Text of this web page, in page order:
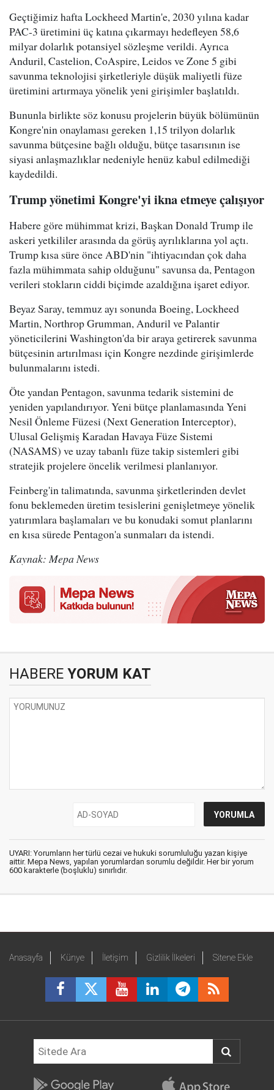
Geçtiğimiz hafta Lockheed Martin'e, 2030 yılına kadar
PAC-3 üretimini üç katına çıkarmayı hedefleyen 58,6
milyar dolarlık potansiyel sözleşme verildi. Ayrıca
Anduril, Castelion, CoAspire, Leidos ve Zone 5 gibi
savunma teknolojisi şirketleriyle düşük maliyetli füze
üretimini artırmaya yönelik yeni girişimler başlatıldı.
Bununla birlikte söz konusu projelerin büyük bölümünün
Kongre'nin onaylaması gereken 1,15 trilyon dolarlık
savunma bütçesine bağlı olduğu, bütçe tasarısının ise
siyasi anlaşmazlıklar nedeniyle henüz kabul edilmediği
kaydedildi.
Trump yönetimi Kongre'yi ikna etmeye çalışıyor
Habere göre mühimmat krizi, Başkan Donald Trump ile
askeri yetkililer arasında da görüş ayrılıklarına yol açtı.
Trump kısa süre önce ABD'nin "ihtiyacından çok daha
fazla mühimmata sahip olduğunu" savunsa da, Pentagon
verileri stokların ciddi biçimde azaldığına işaret ediyor.
Beyaz Saray, temmuz ayı sonunda Boeing, Lockheed
Martin, Northrop Grumman, Anduril ve Palantir
yöneticilerini Washington'da bir araya getirerek savunma
bütçesinin artırılması için Kongre nezdinde girişimlerde
bulunmalarını istedi.
Öte yandan Pentagon, savunma tedarik sistemini de
yeniden yapılandırıyor. Yeni bütçe planlamasında Yeni
Nesil Önleme Füzesi (Next Generation Interceptor),
Ulusal Gelişmiş Karadan Havaya Füze Sistemi
(NASAMS) ve uzay tabanlı füze takip sistemleri gibi
stratejik projelere öncelik verilmesi planlanıyor.
Feinberg'in talimatında, savunma şirketlerinden devlet
fonu beklemeden üretim tesislerini genişletmeye yönelik
yatırımlara başlamaları ve bu konudaki somut planlarını
en kısa sürede Pentagon'a sunmaları da istendi.
Kaynak: Mepa News
HABERE YORUM KAT
UYARI: Yorumların her türlü cezai ve hukuki sorumluluğu yazan kişiye
aittir. Mepa News, yapılan yorumlardan sorumlu değildir. Her bir yorum
600 karakterle (boşluklu) sınırlıdır.
Anasayfa Künye İletişim Gizlilik İlkeleri Sitene Ekle